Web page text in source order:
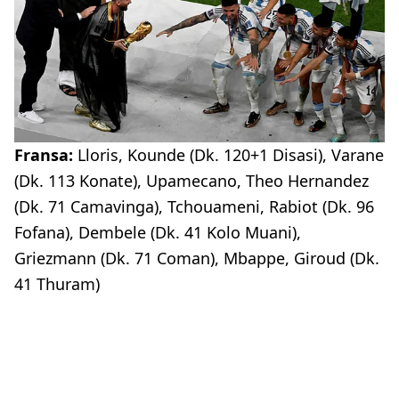
Fransa: Lloris, Kounde (Dk. 120+1 Disasi), Varane
(Dk. 113 Konate), Upamecano, Theo Hernandez
(Dk. 71 Camavinga), Tchouameni, Rabiot (Dk. 96
Fofana), Dembele (Dk. 41 Kolo Muani),
Griezmann (Dk. 71 Coman), Mbappe, Giroud (Dk.
41 Thuram)